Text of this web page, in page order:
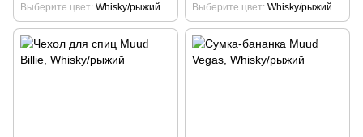
Выберите цвет Whisky/рыжий Выберите цвет Whisky/рыжий